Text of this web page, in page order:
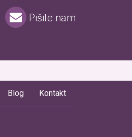
Pišite nam
Blog Kontakt